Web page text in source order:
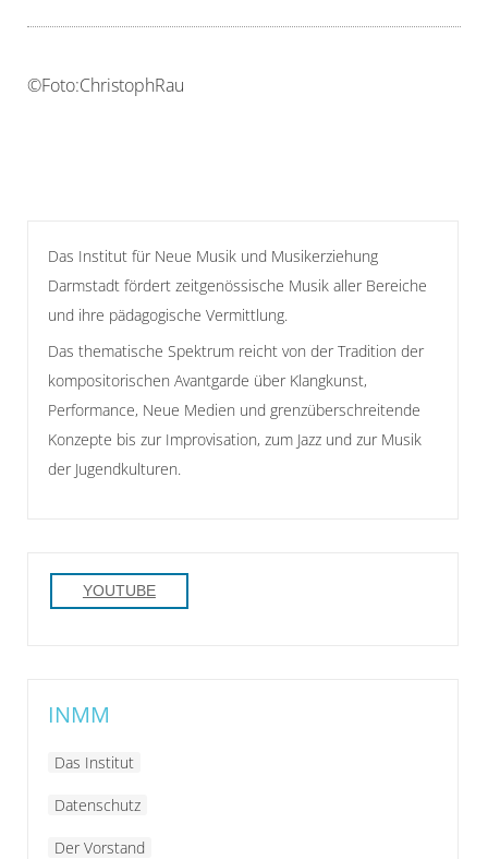
©Foto:ChristophRau
Das Institut für Neue Musik und Musikerziehung
Darmstadt fördert zeitgenössische Musik aller Bereiche
und ihre pädagogische Vermittlung.
Das thematische Spektrum reicht von der Tradition der
kompositorischen Avantgarde über Klangkunst,
Performance, Neue Medien und grenzüberschreitende
Konzepte bis zur Improvisation, zum Jazz und zur Musik
der Jugendkulturen.
YOUTUBE
INMM
Das Institut
Datenschutz
Der Vorstand